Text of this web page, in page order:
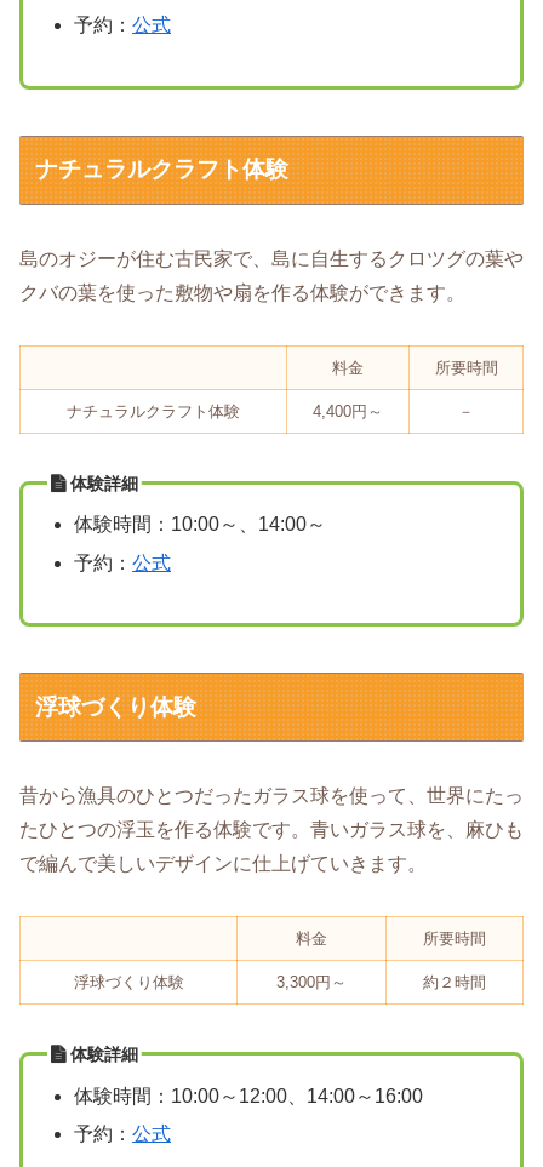
予約： 公式
ナチュラルクラフト体験
島のオジーが住む古民家で、島に自生するクロツグの葉や
クバの葉を使った敷物や扇を作る体験ができます。
料金 所要時間
ナチュラルクラフト体験 4,400円～ －
体験詳細
体験時間：10:00～、14:00～
予約： 公式
浮球づくり体験
昔から漁具のひとつだったガラス球を使って、世界にたっ
たひとつの浮玉を作る体験です。青いガラス球を、麻ひも
で編んで美しいデザインに仕上げていきます。
料金 所要時間
浮球づくり体験 3,300円～ 約２時間
体験詳細
体験時間：10:00～12:00、14:00～16:00
予約： 公式